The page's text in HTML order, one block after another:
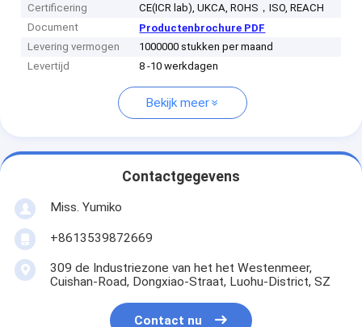
Certificering
CE(ICR lab), UKCA, ROHS，ISO, REACH
Document
Productenbrochure PDF
Levering vermogen
1000000 stukken per maand
Levertijd
8 -10 werkdagen
Bekijk meer
Contactgegevens
Miss. Yumiko
+8613539872669
309 de Industriezone van het het Westenmeer,
Cuishan-Road, Dongxiao-Straat, Luohu-District, SZ
Contact nu